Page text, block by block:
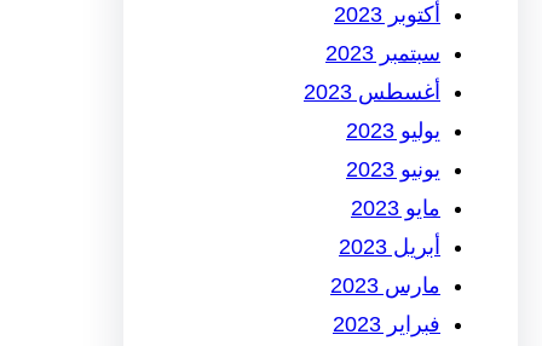
أكتوبر 2023
سبتمبر 2023
أغسطس 2023
يوليو 2023
يونيو 2023
مايو 2023
أبريل 2023
مارس 2023
فبراير 2023